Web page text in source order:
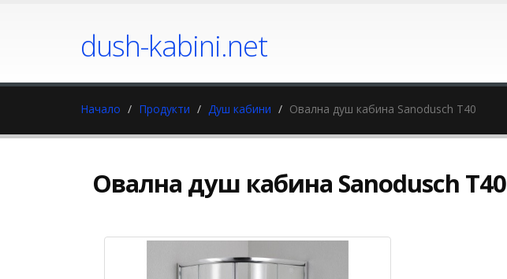
dush-kabini.net
Начало Продукти Душ кабини Овална душ кабина Sanodusch T40
Овална душ кабина Sanodusch T40